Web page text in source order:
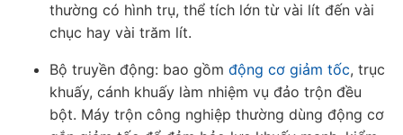
thường có hình trụ, thể tích lớn từ vài lít đến vài
chục hay vài trăm lít.
Bộ truyền động: bao gồm động cơ giảm tốc, trục
khuấy, cánh khuấy làm nhiệm vụ đảo trộn đều
bột. Máy trộn công nghiệp thường dùng động cơ